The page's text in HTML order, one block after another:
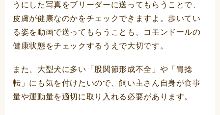
うにした写真をブリーダーに送ってもらうことで、
皮膚が健康なのかをチェックできますよ。歩いてい
る姿を動画で送ってもらうことも、コモンドールの
健康状態をチェックするうえで大切です。
また、大型犬に多い「股関節形成不全」や「胃捻
転」にも気を付けたいので、飼い主さん自身が食事
量や運動量を適切に取り入れる必要があります。